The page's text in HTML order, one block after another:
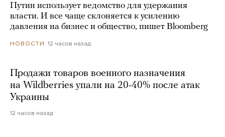
Путин использует ведомство для удержания
власти. И все чаще склоняется к усилению
давления на бизнес и общество, пишет Bloomberg
НОВОСТИ 12 часов назад
Продажи товаров военного назначения
на Wildberries упали на 20-40% после атак
Украины
12 часов назад